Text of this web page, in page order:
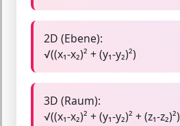
2D (Ebene):
√((x₁-x₂)² + (y₁-y₂)²)
3D (Raum):
√((x₁-x₂)² + (y₁-y₂)² + (z₁-z₂)²)